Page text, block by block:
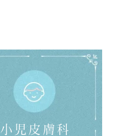
小児皮膚科